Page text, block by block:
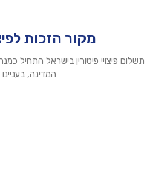
מקור הזכות
תשלום פיצויי פיטורין בישראל התחיל
המדינה,